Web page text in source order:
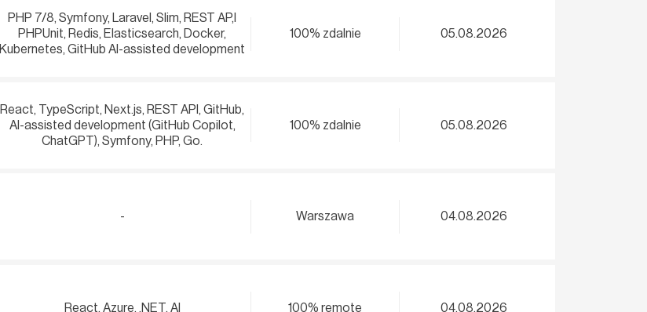
PHP 7/8, Symfony, Laravel, Slim, REST AP,I
PHPUnit, Redis, Elasticsearch, Docker,
Kubernetes, GitHub AI-assisted development
100% zdalnie 05.08.2026
React, TypeScript, Next.js, REST API, GitHub,
AI-assisted development (GitHub Copilot,
ChatGPT), Symfony, PHP, Go.
100% zdalnie 05.08.2026
- Warszawa 04.08.2026
React, Azure, .NET, AI 100% remote 04.08.2026